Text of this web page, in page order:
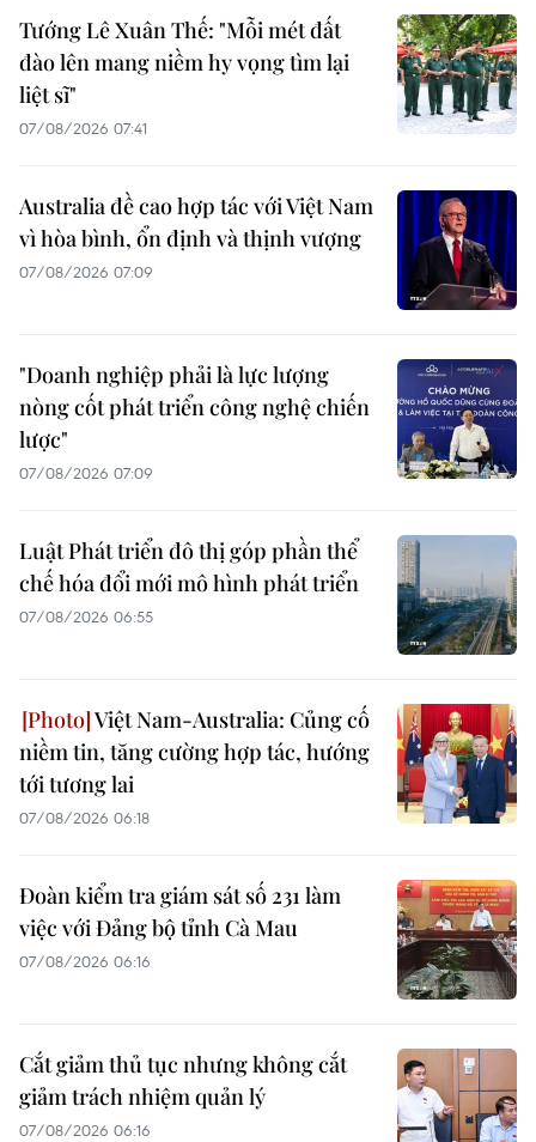
Tướng Lê Xuân Thế: "Mỗi mét đất
đào lên mang niềm hy vọng tìm lại
liệt sĩ"
07/08/2026 07:41
Australia đề cao hợp tác với Việt Nam
vì hòa bình, ổn định và thịnh vượng
07/08/2026 07:09
"Doanh nghiệp phải là lực lượng
nòng cốt phát triển công nghệ chiến
lược"
07/08/2026 07:09
Luật Phát triển đô thị góp phần thể
chế hóa đổi mới mô hình phát triển
07/08/2026 06:55
Việt Nam-Australia: Củng cố
niềm tin, tăng cường hợp tác, hướng
tới tương lai
07/08/2026 06:18
Đoàn kiểm tra giám sát số 231 làm
việc với Đảng bộ tỉnh Cà Mau
07/08/2026 06:16
Cắt giảm thủ tục nhưng không cắt
giảm trách nhiệm quản lý
07/08/2026 06:16